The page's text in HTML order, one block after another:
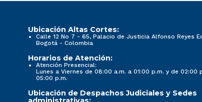
Ubicación Altas Cortes:
Calle 12 No 7 - 65, Palacio de Justicia Alfonso Reyes
Bogotá - Colombia
Horarios de Atención:
Atención Presencial:
Lunes a Viernes de 08:00 a.m. a 01:00 p.m. y de 02:00
05:00 p.m.
Ubicación de Despachos Judiciales y Sedes